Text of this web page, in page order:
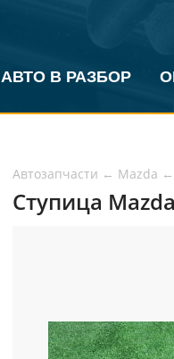
АВТО В РАЗБОР
Автозапчасти ← Mazda ←
Ступица